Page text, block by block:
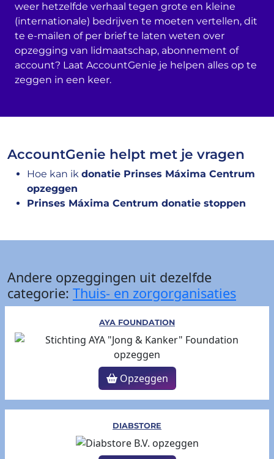
weer hetzelfde verhaal tegen grote en kleine
(internationale) bedrijven te moeten vertellen, dit
te e-mailen of per brief te laten weten over
opzegging van lidmaatschap, abonnement of
account? Laat AccountGenie je helpen alles op te
zeggen in een keer.
AccountGenie helpt met je vragen
Hoe kan ik donatie Prinses Máxima Centrum
opzeggen
Prinses Máxima Centrum donatie stoppen
Andere opzeggingen uit dezelfde
categorie: Thuis- en zorgorganisaties
AYA FOUNDATION
Opzeggen
DIABSTORE